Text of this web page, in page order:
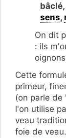
sens,
On dit
: ils
Cette
primeur,
(on parle de
l'on utilise
veau
foie de veau.